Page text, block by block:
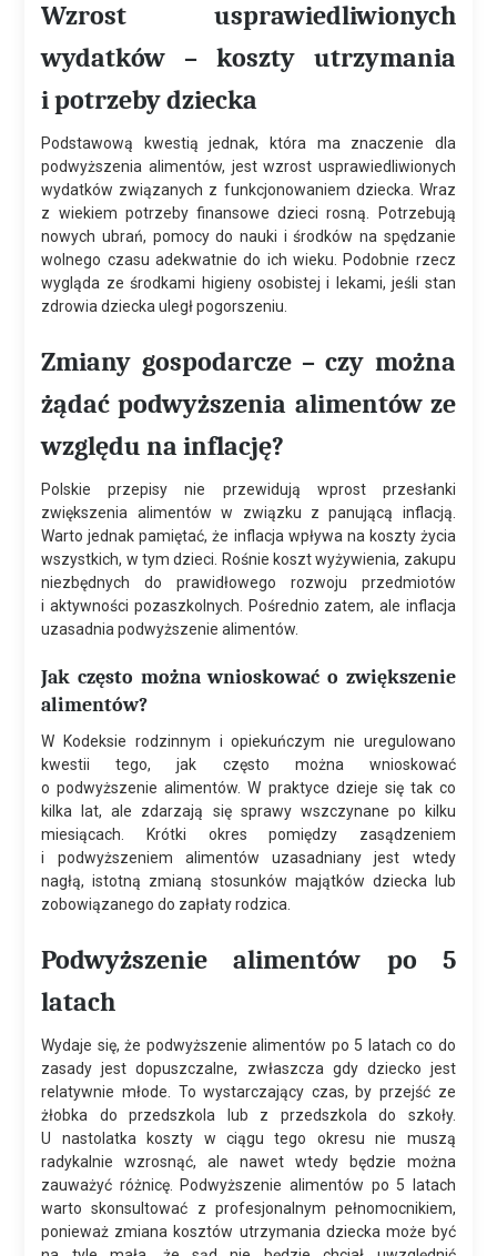
Wzrost usprawiedliwionych
wydatków – koszty utrzymania
i potrzeby dziecka
Podstawową kwestią jednak, która ma znaczenie dla
podwyższenia alimentów, jest wzrost usprawiedliwionych
wydatków związanych z funkcjonowaniem dziecka. Wraz
z wiekiem potrzeby finansowe dzieci rosną. Potrzebują
nowych ubrań, pomocy do nauki i środków na spędzanie
wolnego czasu adekwatnie do ich wieku. Podobnie rzecz
wygląda ze środkami higieny osobistej i lekami, jeśli stan
zdrowia dziecka uległ pogorszeniu.
Zmiany gospodarcze – czy można
żądać podwyższenia alimentów ze
względu na inflację?
Polskie przepisy nie przewidują wprost przesłanki
zwiększenia alimentów w związku z panującą inflacją.
Warto jednak pamiętać, że inflacja wpływa na koszty życia
wszystkich, w tym dzieci. Rośnie koszt wyżywienia, zakupu
niezbędnych do prawidłowego rozwoju przedmiotów
i aktywności pozaszkolnych. Pośrednio zatem, ale inflacja
uzasadnia podwyższenie alimentów.
Jak często można wnioskować o zwiększenie
alimentów?
W Kodeksie rodzinnym i opiekuńczym nie uregulowano
kwestii tego, jak często można wnioskować
o podwyższenie alimentów. W praktyce dzieje się tak co
kilka lat, ale zdarzają się sprawy wszczynane po kilku
miesiącach. Krótki okres pomiędzy zasądzeniem
i podwyższeniem alimentów uzasadniany jest wtedy
nagłą, istotną zmianą stosunków majątków dziecka lub
zobowiązanego do zapłaty rodzica.
Podwyższenie alimentów po 5
latach
Wydaje się, że podwyższenie alimentów po 5 latach co do
zasady jest dopuszczalne, zwłaszcza gdy dziecko jest
relatywnie młode. To wystarczający czas, by przejść ze
żłobka do przedszkola lub z przedszkola do szkoły.
U nastolatka koszty w ciągu tego okresu nie muszą
radykalnie wzrosnąć, ale nawet wtedy będzie można
zauważyć różnicę. Podwyższenie alimentów po 5 latach
warto skonsultować z profesjonalnym pełnomocnikiem,
ponieważ zmiana kosztów utrzymania dziecka może być